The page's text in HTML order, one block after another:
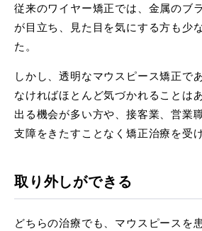
従来のワイヤー矯正では、金属のブ
が目立ち、見た目を気にする方も少
た。
しかし、透明なマウスピース矯正で
なければほとんど気づかれることは
出る機会が多い方や、接客業、営業
支障をきたすことなく矯正治療を受
取り外しができる
どちらの治療でも、マウスピースを